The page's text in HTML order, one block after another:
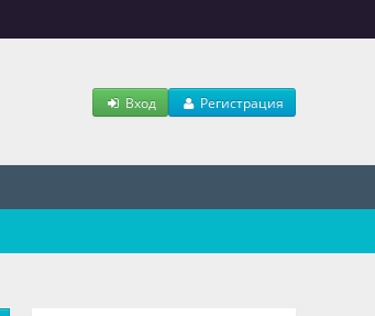
Вход Регистрация